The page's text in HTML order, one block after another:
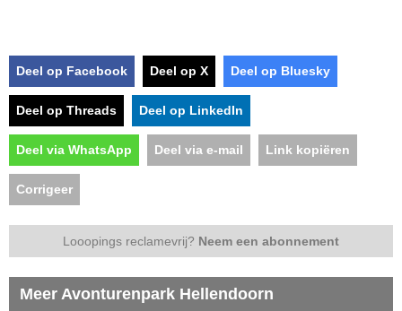
Deel op Facebook Deel op X Deel op Bluesky
Deel op Threads Deel op LinkedIn
Deel via WhatsApp Deel via e-mail Link kopiëren
Corrigeer
Looopings reclamevrij? Neem een abonnement
Meer Avonturenpark Hellendoorn